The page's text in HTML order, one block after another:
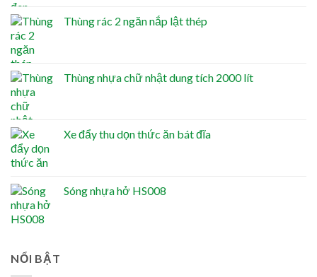
Thùng rác 2 ngăn nắp lật thép
Thùng nhựa chữ nhật dung tích 2000 lít
Xe đẩy thu dọn thức ăn bát đĩa
Sóng nhựa hở HS008
NỔI BẬT